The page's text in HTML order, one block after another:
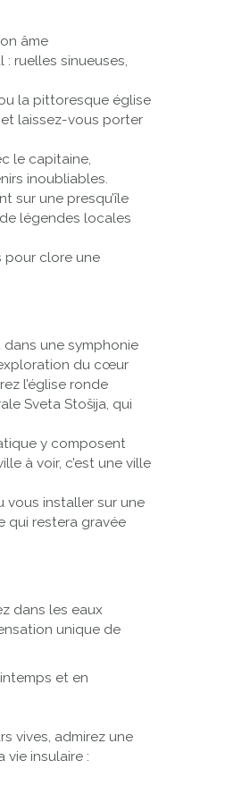
âme
: ruelles sinueuses,
la pittoresque église
laissez-vous porter
le capitaine,
inoubliables.
sur une presqu’île
légendes locales
pour clore une
une symphonie
du cœur
l’église ronde
Sveta Stošija, qui
y composent
à voir, c’est une ville
vous installer sur une
qui restera gravée
dans les eaux
unique de
et en
vives, admirez une
insulaire :